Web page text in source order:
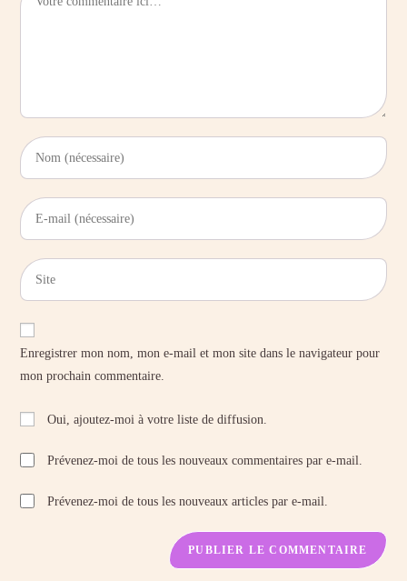
Enregistrer mon nom, mon e-mail et mon site dans le navigateur pour
mon prochain commentaire.
Oui, ajoutez-moi à votre liste de diffusion.
Prévenez-moi de tous les nouveaux commentaires par e-mail.
Prévenez-moi de tous les nouveaux articles par e-mail.